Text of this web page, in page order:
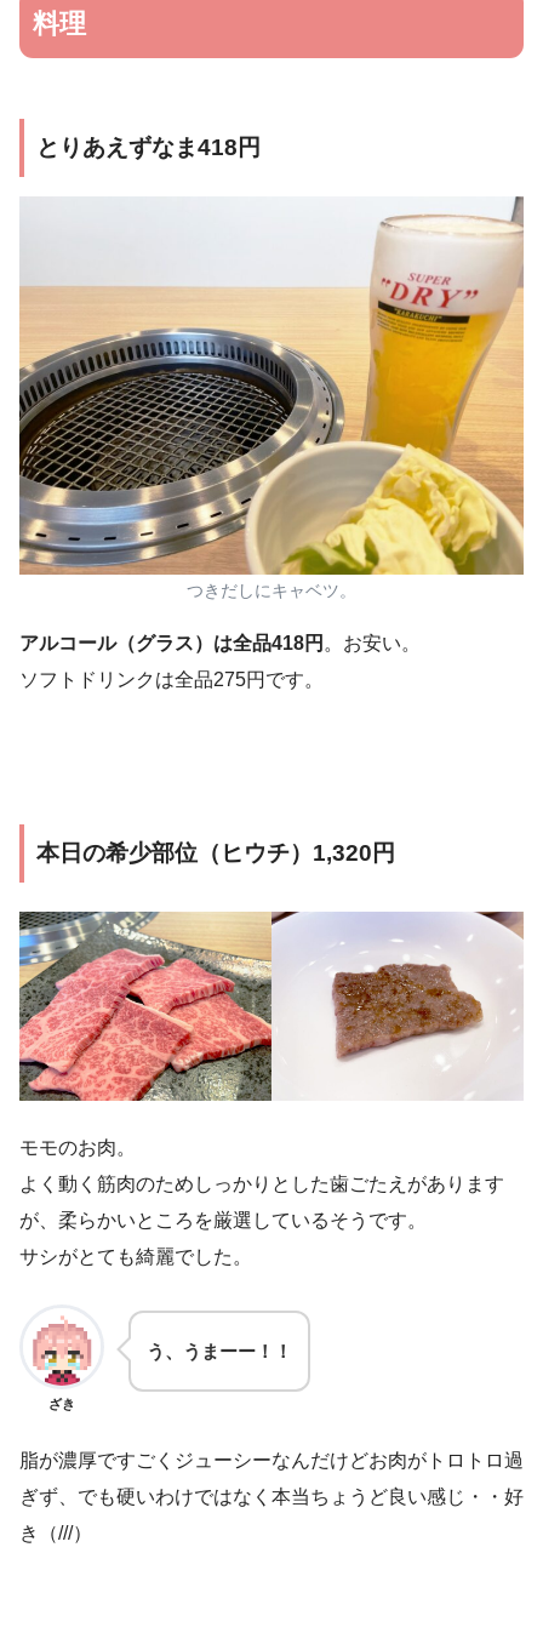
料理
とりあえずなま418円
つきだしにキャベツ。
アルコール（グラス）は全品418円 。お安い。
ソフトドリンクは全品275円です。
本日の希少部位（ヒウチ）1,320円
モモのお肉。
よく動く筋肉のためしっかりとした歯ごたえがあります
が、柔らかいところを厳選しているそうです。
サシがとても綺麗でした。
ざき
う、うまーー！！
脂が濃厚ですごくジューシーなんだけどお肉がトロトロ過
ぎず、でも硬いわけではなく本当ちょうど良い感じ・・好
き（///）